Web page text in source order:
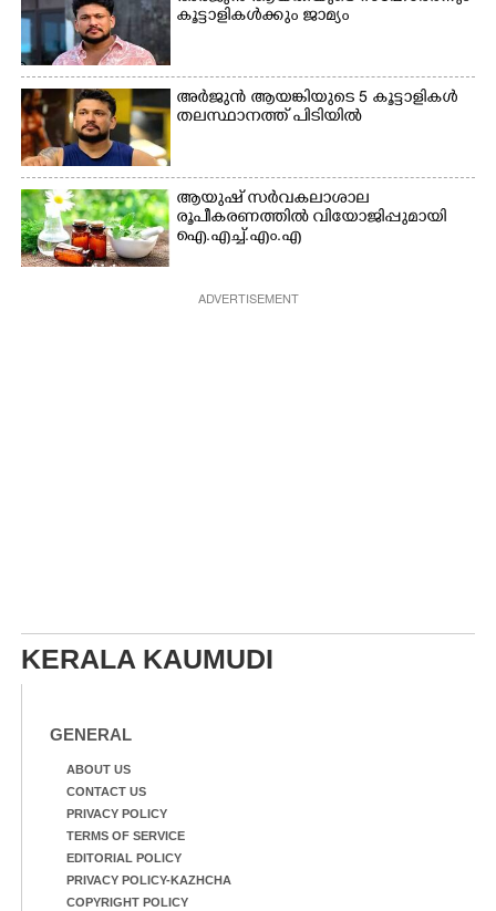
കൂട്ടാളികൾക്കും ജാമ്യം
അർജുൻ ആയങ്കിയുടെ 5 കൂട്ടാളികൾ
തലസ്ഥാനത്ത് പിടിയിൽ
ആയുഷ് സർവകലാശാല
രൂപീകരണത്തിൽ വിയോജിപ്പുമായി
ഐ.എച്ച്.എം.എ
ADVERTISEMENT
KERALA KAUMUDI
GENERAL
ABOUT US
CONTACT US
PRIVACY POLICY
TERMS OF SERVICE
EDITORIAL POLICY
PRIVACY POLICY-KAZHCHA
COPYRIGHT POLICY